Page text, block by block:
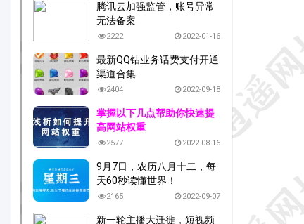
腾讯云加强监管，账号异常
无法备案
2222 2022-01-16
最新QQ钻业务话费支付开通
渠道合集
2404 2022-09-18
掌握以下几点帮助你快速提
高网站权重
2577 2022-08-16
9月7日，农历八月十二，每
天60秒读懂世界！
2165 2022-09-07
新一轮主播大迁徙，短视频